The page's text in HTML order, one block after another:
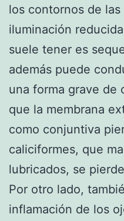
los contornos de
iluminación
suele tener es
además puede
una forma grave de
que la membrana
como conjuntiva
caliciformes, que
lubricados, se
Por otro lado,
inflamación de los